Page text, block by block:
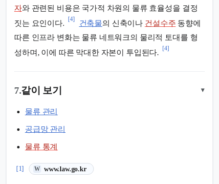
자와 관련된 비용은 국가적 차원의 물류 효율성을 결정
짓는 요인이다.
[4]
건축물의 신축이나 건설수주 동향에
따른 인프라 변화는 물류 네트워크의 물리적 토대를 형
성하며, 이에 따른 막대한 자본이 투입된다.
[4]
7.같이 보기 ▾
물류 관리
공급망 관리
물류 통계
[1] W www.law.go.kr
(새 탭에서 열림)